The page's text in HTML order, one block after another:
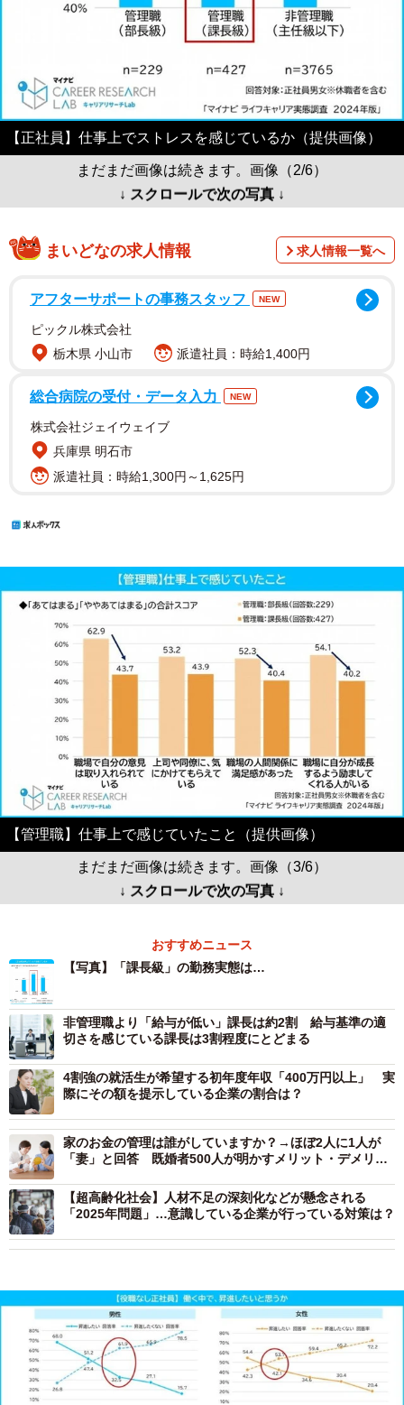
【正社員】仕事上でストレスを感じているか（提供画像）
まだまだ画像は続きます。画像（2/6）
↓ スクロールで次の写真 ↓
まいどなの求人情報 求人情報一覧へ
アフターサポートの事務スタッフ NEW
ピックル株式会社
栃木県 小山市
派遣社員：時給1,400円
総合病院の受付・データ入力 NEW
株式会社ジェイウェイブ
兵庫県 明石市
派遣社員：時給1,300円～1,625円
【管理職】仕事上で感じていたこと（提供画像）
まだまだ画像は続きます。画像（3/6）
↓ スクロールで次の写真 ↓
おすすめニュース
【写真】「課長級」の勤務実態は…
非管理職より「給与が低い」課長は約2割 給与基準の適
切さを感じている課長は3割程度にとどまる
4割強の就活生が希望する初年度年収「400万円以上」 実
際にその額を提示している企業の割合は？
家のお金の管理は誰がしていますか？→ほぼ2人に1人が
「妻」と回答 既婚者500人が明かすメリット・デメリッ
【超高齢化社会】人材不足の深刻化などが懸念される
「2025年問題」…意識している企業が行っている対策は？